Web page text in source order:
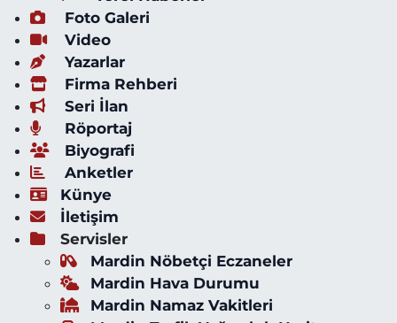
Foto Galeri
Video
Yazarlar
Firma Rehberi
Seri İlan
Röportaj
Biyografi
Anketler
Künye
İletişim
Servisler
Mardin Nöbetçi Eczaneler
Mardin Hava Durumu
Mardin Namaz Vakitleri